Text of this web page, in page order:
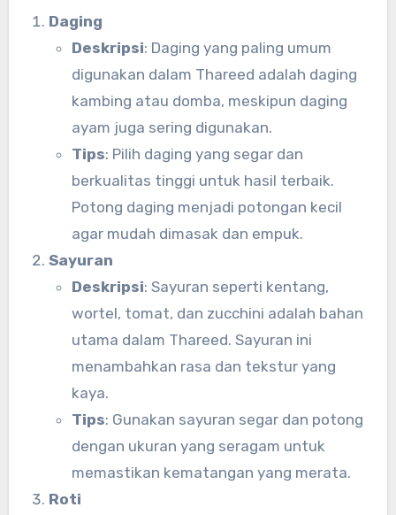
Daging
Deskripsi: Daging yang paling umum
digunakan dalam Thareed adalah daging
kambing atau domba, meskipun daging
ayam juga sering digunakan.
Tips: Pilih daging yang segar dan
berkualitas tinggi untuk hasil terbaik.
Potong daging menjadi potongan kecil
agar mudah dimasak dan empuk.
Sayuran
Deskripsi: Sayuran seperti kentang,
wortel, tomat, dan zucchini adalah bahan
utama dalam Thareed. Sayuran ini
menambahkan rasa dan tekstur yang
kaya.
Tips: Gunakan sayuran segar dan potong
dengan ukuran yang seragam untuk
memastikan kematangan yang merata.
Roti